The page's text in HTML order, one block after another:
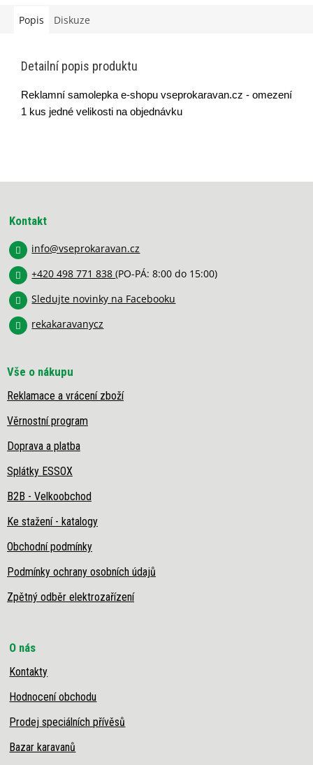
Popis Diskuze
Detailní popis produktu
Reklamní samolepka e-shopu vseprokaravan.cz - omezení
1 kus jedné velikosti na objednávku
Kontakt
info@vseprokaravan.cz
+420 498 771 838(PO-PÁ: 8:00 do 15:00)
Sledujte novinky na Facebooku
rekakaravanycz
Vše o nákupu
Reklamace a vrácení zboží
Věrnostní program
Doprava a platba
Splátky ESSOX
B2B - Velkoobchod
Ke stažení - katalogy
Obchodní podmínky
Podmínky ochrany osobních údajů
Zpětný odběr elektrozařízení
O nás
Kontakty
Hodnocení obchodu
Prodej speciálních přívěsů
Bazar karavanů